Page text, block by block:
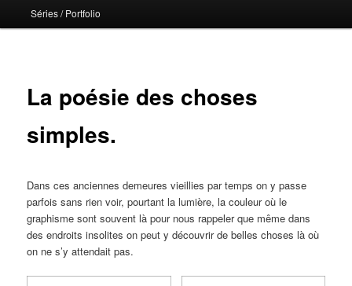
Séries / Portfolio
La poésie des choses
simples.
Dans ces anciennes demeures vieillies par temps on y passe
parfois sans rien voir, pourtant la lumière, la couleur où le
graphisme sont souvent là pour nous rappeler que même dans
des endroits insolites on peut y découvrir de belles choses là où
on ne s’y attendait pas.